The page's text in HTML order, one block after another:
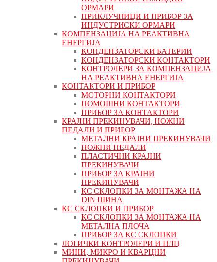
ОРМАРИ
ПРИКЛУЧНИЦИ И ПРИБОР ЗА
ИНДУСТРИСКИ ОРМАРИ
КОМПЕНЗАЦИЈА НА РЕАКТИВНА
ЕНЕРГИЈА
КОНДЕНЗАТОРСКИ БАТЕРИИ
КОНДЕНЗАТОРСКИ КОНТАКТОРИ
КОНТРОЛЕРИ ЗА КОМПЕНЗАЦИЈА
НА РЕАКТИВНА ЕНЕРГИЈА
КОНТАКТОРИ И ПРИБОР
МОТОРНИ КОНТАКТОРИ
ПОМОШНИ КОНТАКТОРИ
ПРИБОР ЗА КОНТАКТОРИ
КРАЈНИ ПРЕКИНУВАЧИ, НОЖНИ
ПЕДАЛИ И ПРИБОР
МЕТАЛНИ КРАЈНИ ПРЕКИНУВАЧИ
НОЖНИ ПЕДАЛИ
ПЛАСТИЧНИ КРАЈНИ
ПРЕКИНУВАЧИ
ПРИБОР ЗА КРАЈНИ
ПРЕКИНУВАЧИ
КС СКЛОПКИ ЗА МОНТАЖА НА
DIN ШИНА
КС СКЛОПКИ И ПРИБОР
КС СКЛОПКИ ЗА МОНТАЖА НА
МЕТАЛНА ПЛОЧА
ПРИБОР ЗА КС СКЛОПКИ
ЛОГИЧКИ КОНТРОЛЕРИ И ПЛЦ
МИНИ, МИКРО И КВАРЦНИ